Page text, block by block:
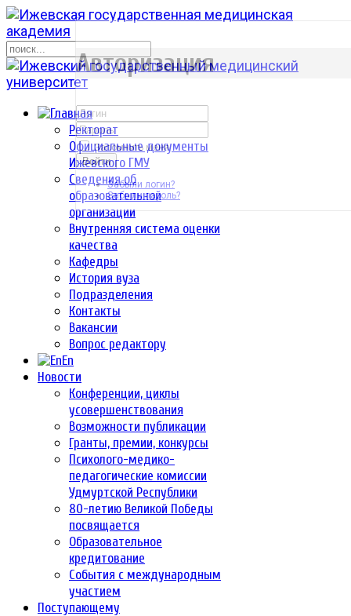
Ректорат
Официальные документы
Ижевского ГМУ
Сведения об
образовательной
организации
Внутренняя система оценки
качества
Кафедры
История вуза
Подразделения
Контакты
Вакансии
Вопрос редактору
En
Новости
Конференции, циклы
усовершенствования
Возможности публикации
Гранты, премии, конкурсы
Психолого-медико-
педагогические комиссии
Удмуртской Республики
80-летию Великой Победы
посвящается
Образовательное
кредитование
События с международным
участием
Поступающему
р
Авторизация
Запомнить меня
Войти
Забыли логин?
Забыли пароль?